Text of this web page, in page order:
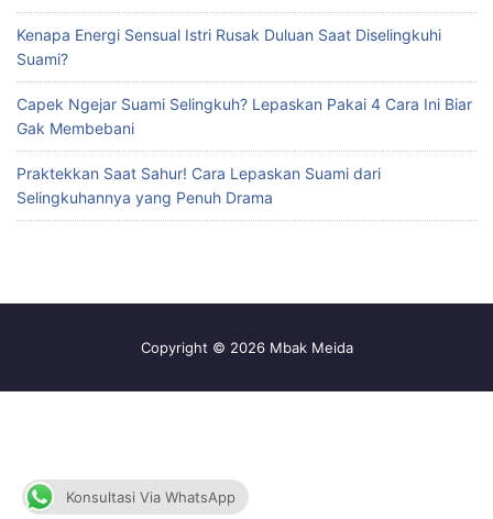
Kenapa Energi Sensual Istri Rusak Duluan Saat Diselingkuhi
Suami?
Capek Ngejar Suami Selingkuh? Lepaskan Pakai 4 Cara Ini Biar
Gak Membebani
Praktekkan Saat Sahur! Cara Lepaskan Suami dari
Selingkuhannya yang Penuh Drama
Copyright © 2026 Mbak Meida
Konsultasi Via WhatsApp